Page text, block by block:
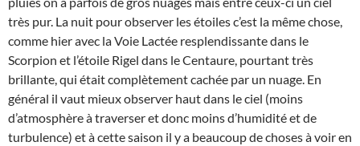
très pur. La nuit pour observer les étoiles c’est la même chose,
comme hier avec la Voie Lactée resplendissante dans le
Scorpion et l’étoile Rigel dans le Centaure, pourtant très
brillante, qui était complètement cachée par un nuage. En
général il vaut mieux observer haut dans le ciel (moins
d’atmosphère à traverser et donc moins d’humidité et de
turbulence) et à cette saison il y a beaucoup de choses à voir en